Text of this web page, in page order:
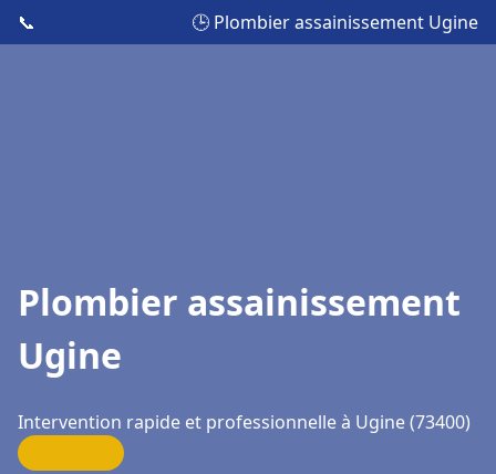
📞 🕒 Plombier assainissement Ugine
Plombier assainissement
Ugine
Intervention rapide et professionnelle à Ugine (73400)